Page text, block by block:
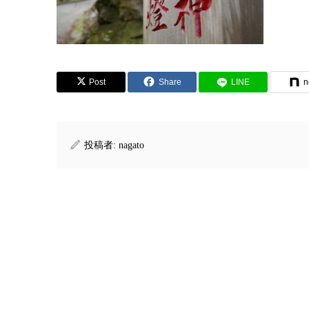
Post Share LINE
投稿者: nagato